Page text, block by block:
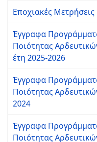
Εποχιακές Μετρήσεις
Έγγραφα
Ποιότητας
έτη 2025-2026
Έγγραφα
Ποιότητας
2024
Έγγραφα
Ποιότητας